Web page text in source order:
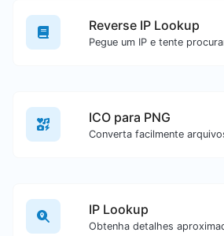
Reverse IP Lookup
ICO para PNG
IP Lookup